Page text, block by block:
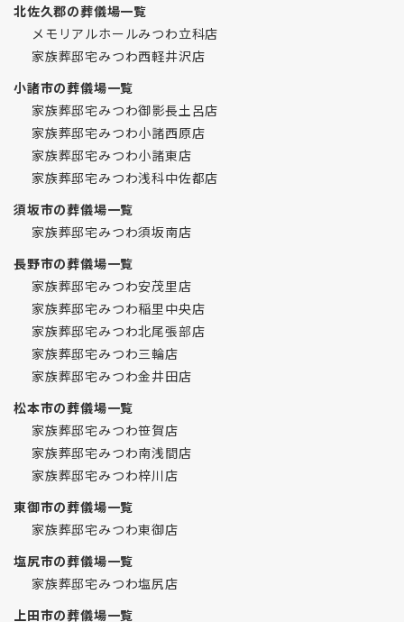
北佐久郡の葬儀場一覧
メモリアルホールみつわ立科店
家族葬邸宅みつわ西軽井沢店
小諸市の葬儀場一覧
家族葬邸宅みつわ御影長土呂店
家族葬邸宅みつわ小諸西原店
家族葬邸宅みつわ小諸東店
家族葬邸宅みつわ浅科中佐都店
須坂市の葬儀場一覧
家族葬邸宅みつわ須坂南店
長野市の葬儀場一覧
家族葬邸宅みつわ安茂里店
家族葬邸宅みつわ稲里中央店
家族葬邸宅みつわ北尾張部店
家族葬邸宅みつわ三輪店
家族葬邸宅みつわ金井田店
松本市の葬儀場一覧
家族葬邸宅みつわ笹賀店
家族葬邸宅みつわ南浅間店
家族葬邸宅みつわ梓川店
東御市の葬儀場一覧
家族葬邸宅みつわ東御店
塩尻市の葬儀場一覧
家族葬邸宅みつわ塩尻店
上田市の葬儀場一覧